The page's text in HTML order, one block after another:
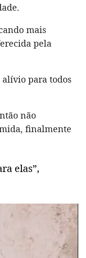
mais
pela
alívio para todos
não
finalmente
elas”,